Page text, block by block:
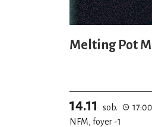
Melting Pot
14.11 sob.
17:00
NFM, foyer -1